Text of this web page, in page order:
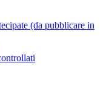
(da pubblicare in